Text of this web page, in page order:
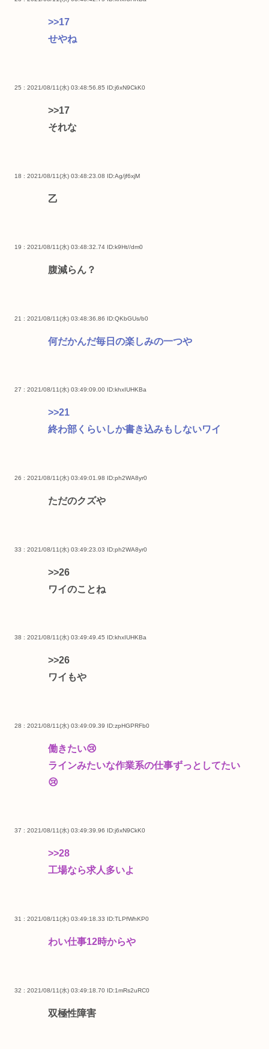
>>17
せやね
25 : 2021/08/11(水) 03:48:56.85 ID:j6xN9CkK0
>>17
それな
18 : 2021/08/11(水) 03:48:23.08 ID:Ag/jf6xjM
乙
19 : 2021/08/11(水) 03:48:32.74 ID:k9Ht//dm0
腹減らん？
21 : 2021/08/11(水) 03:48:36.86 ID:QKbGUs/b0
何だかんだ毎日の楽しみの一つや
27 : 2021/08/11(水) 03:49:09.00 ID:khxIUHKBa
>>21
終わ部くらいしか書き込みもしないワイ
26 : 2021/08/11(水) 03:49:01.98 ID:ph2WA8yr0
ただのクズや
33 : 2021/08/11(水) 03:49:23.03 ID:ph2WA8yr0
>>26
ワイのことね
38 : 2021/08/11(水) 03:49:49.45 ID:khxIUHKBa
>>26
ワイもや
28 : 2021/08/11(水) 03:49:09.39 ID:zpHGPRFb0
働きたい😢
ラインみたいな作業系の仕事ずっとしてたい
😢
37 : 2021/08/11(水) 03:49:39.96 ID:j6xN9CkK0
>>28
工場なら求人多いよ
31 : 2021/08/11(水) 03:49:18.33 ID:TLPfWhKP0
わい仕事12時からや
32 : 2021/08/11(水) 03:49:18.70 ID:1mRs2uRC0
双極性障害